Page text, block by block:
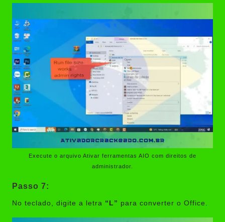
Execute o arquivo Ativar ferramentas AIO com direitos de
administrador.
Passo 7:
No teclado, digite a letra “L” para converter o Office.